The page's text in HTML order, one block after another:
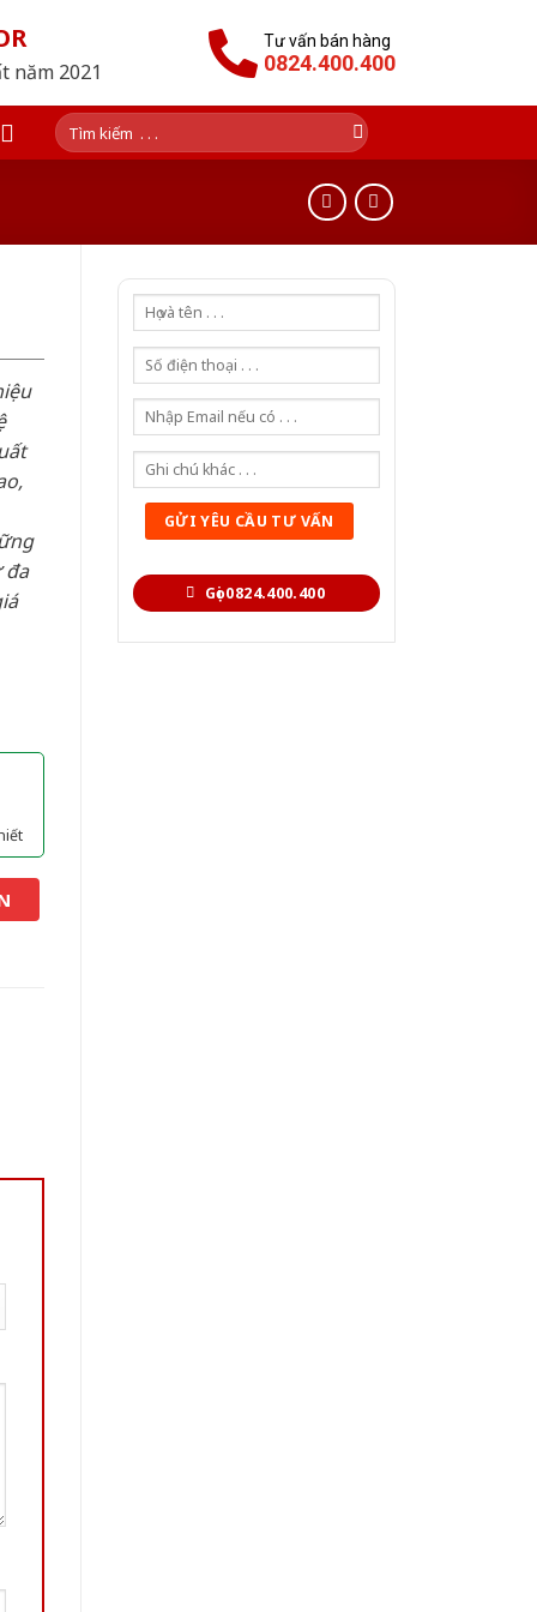
năm 2021
Tư vấn bán hàng
0824.400.400
Tìm
kiếm:
Gọi 0824.400.400
đa